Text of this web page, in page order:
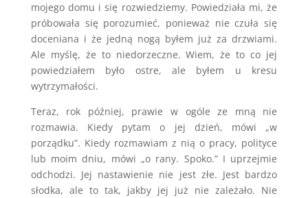
mojego domu i się rozwiedziemy. Powiedziała mi, że
próbowała się porozumieć, ponieważ nie czuła się
doceniana i że jedną nogą byłem już za drzwiami.
Ale myślę, że to niedorzeczne. Wiem, że to co jej
powiedziałem było ostre, ale byłem u kresu
wytrzymałości.
Teraz, rok później, prawie w ogóle ze mną nie
rozmawia. Kiedy pytam o jej dzień, mówi „w
porządku”. Kiedy rozmawiam z nią o pracy, polityce
lub moim dniu, mówi „o rany. Spoko.” I uprzejmie
odchodzi. Jej nastawienie nie jest złe. Jest bardzo
słodka, ale to tak, jakby jej już nie zależało. Nie